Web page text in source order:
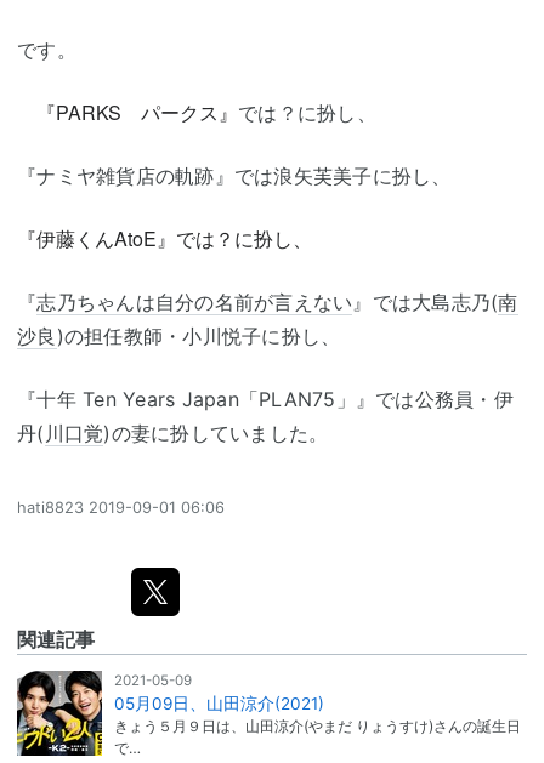
です。
『PARKS パークス』 では？に扮し、
『ナミヤ雑貨店の軌跡』では浪矢芙美子に扮し、
『伊藤くんAtoE』では？に扮し、
『志乃ちゃんは自分の名前が言えない』では大島志乃(南
沙良 )の担任教師・小川悦子に扮し、
『十年 Ten Years Japan「PLAN75」』では公務員・伊
丹( 川口覚)の妻に扮していました。
hati8823 2019-09-01 06:06
関連記事
2021-05-09
05月09日、山田涼介(2021)
きょう５月９日は、山田涼介(やまだ りょうすけ)さんの誕生日
で…